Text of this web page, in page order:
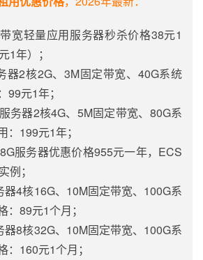
宽轻量应用服务器秒杀价格38元1
1年）；
器2核2G、3M固定带宽、40G系统
99元1年；
务器2核4G、5M固定带宽、80G系
：199元1年；
服务器优惠价格955元一年，ECS
例；
4核16G、10M固定带宽、100G系
：89元1个月；
8核32G、10M固定带宽、100G系
：160元1个月；